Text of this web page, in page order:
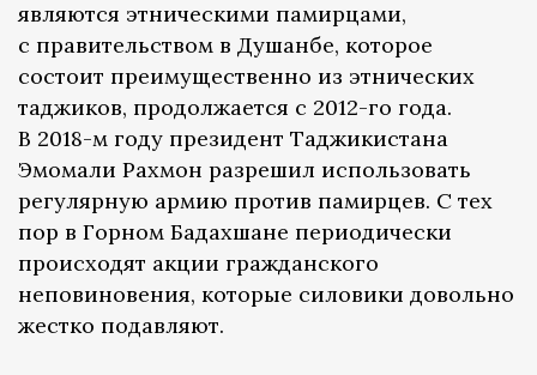
являются этническими памирцами,
с правительством в Душанбе, которое
состоит преимущественно из этнических
таджиков, продолжается с 2012-го года.
В 2018-м году президент Таджикистана
Эмомали Рахмон разрешил использовать
регулярную армию против памирцев. С тех
пор в Горном Бадахшане периодически
происходят акции гражданского
неповиновения, которые силовики довольно
жестко подавляют.